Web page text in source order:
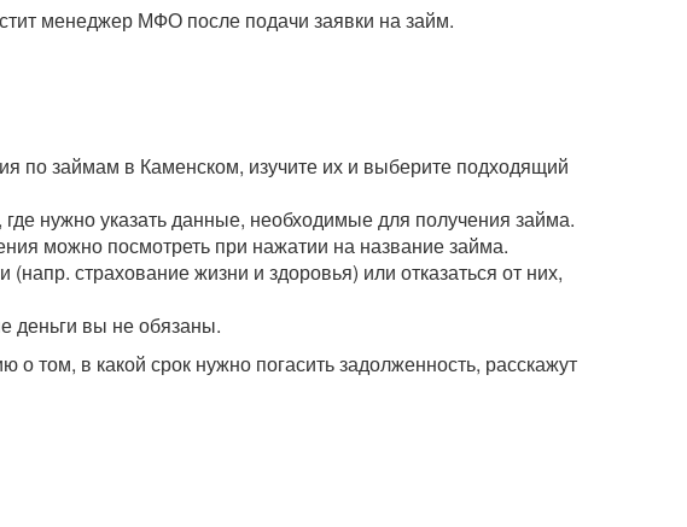
менеджер МФО после подачи заявки на займ.
по займам в Каменском, изучите их и выберите подходящий
нужно указать данные, необходимые для получения займа.
можно посмотреть при нажатии на название займа.
страхование жизни и здоровья) или отказаться от них,
деньги вы не обязаны.
в какой срок нужно погасить задолженность, расскажут